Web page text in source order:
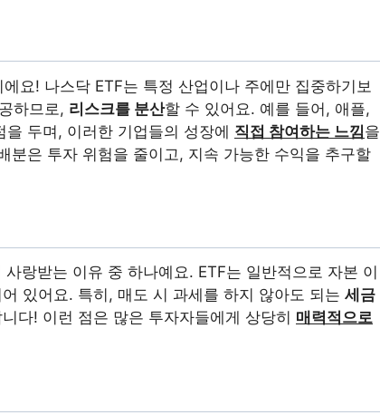
에요! 나스닥 ETF는 특정 산업이나 주에만 집중하기보
하므로, 리스크를 분산할 수 있어요. 예를 들어, 애플,
두며, 이러한 기업들의 성장에 직접 참여하는 느낌을
분은 투자 위험을 줄이고, 지속 가능한 수익을 추구할
랑받는 이유 중 하나예요. ETF는 일반적으로 자본 이
있어요. 특히, 매도 시 과세를 하지 않아도 되는 세금
다! 이런 점은 많은 투자자들에게 상당히 매력적으로